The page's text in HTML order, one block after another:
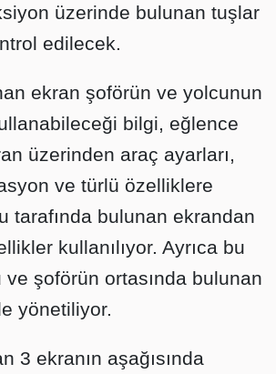
üzerinde bulunan tuşlar
edilecek.
ekran şoförün ve yolcunun
bilgi, eğlence
üzerinden araç ayarları,
ve türlü özelliklere
tarafında bulunan ekrandan
kullanılıyor. Ayrıca bu
şoförün ortasında bulunan
yönetiliyor.
3 ekranın aşağısında